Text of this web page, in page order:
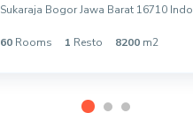
Sukaraja Bogor Jawa Barat 16710
60 Rooms 1 Resto 8200 m2